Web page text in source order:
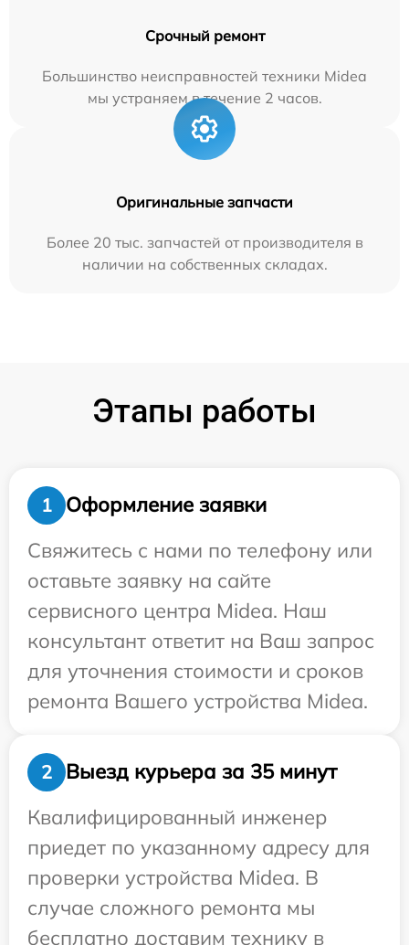
Срочный ремонт
Большинство неисправностей техники Midea
мы устраняем в течение 2 часов.
Оригинальные запчасти
Более 20 тыс. запчастей от производителя в
наличии на собственных складах.
Этапы работы
1
Оформление заявки
Свяжитесь с нами по телефону или
оставьте заявку на сайте
сервисного центра Midea. Наш
консультант ответит на Ваш запрос
для уточнения стоимости и сроков
ремонта Вашего устройства Midea.
2
Выезд курьера за 35 минут
Квалифицированный инженер
приедет по указанному адресу для
проверки устройства Midea. В
случае сложного ремонта мы
бесплатно доставим технику в